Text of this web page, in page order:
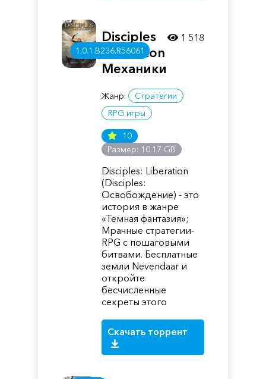
1.0.1.B236.R56061
Disciples
Liberation
Механики
Жанр:
Стратегии
RPG игры
10
Размер: 10.17 GB
Disciples: Liberation
(Disciples:
Освобождение) - это
история в жанре
«Темная фантазия»;
Мрачные стратегии-
RPG с пошаговыми
битвами. Бесплатные
земли Nevendaar и
откройте
бесчисленные
секреты этого
Скачать торрент
1 518